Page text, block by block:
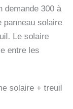
demande 300 à
panneau solaire
Le solaire
entre les
solaire + treuil